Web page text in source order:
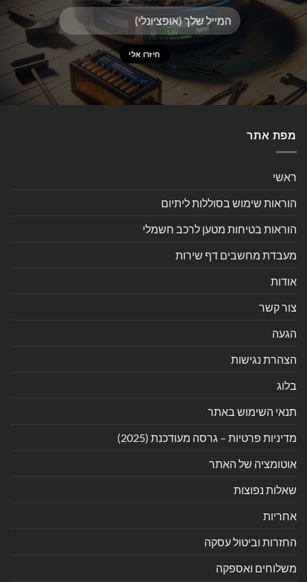
מפת אתר
ראשי
הוראות שימוש בסוללות ליתיום
הוראות בטיחות מטען לרכב חשמלי
מעבדת מחשבים דף שירות
אודות
צור קשר
הגעה
הצהרת נגישות
בלוג
תנאי השימוש באתר
מדיניות פרטיות – גרסה מעודכנת (2025)
אוטומציה של האתר
שאלות נפוצות
אחריות
החזרות וביטול עסקה
משלוחים ואספקה